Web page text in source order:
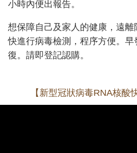
小時內便出報告。
想保障自己及家人的健康，遠
快進行病毒檢測，程序方便。
復。請即登記認購。
【新型冠狀病毒RNA核酸